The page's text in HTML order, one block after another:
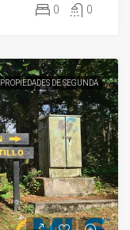
0 0
PROPIEDADES DE SEGUNDA